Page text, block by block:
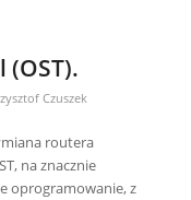
(OST).
Czuszek
routera
na znacznie
oprogramowanie, z